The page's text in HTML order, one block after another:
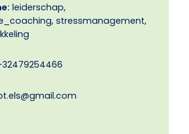
leiderschap,
stressmanagement,